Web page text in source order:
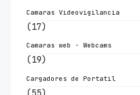
Camaras Videovigilancia
(17)
Camaras web - Webcams
(19)
Cargadores de Portatil